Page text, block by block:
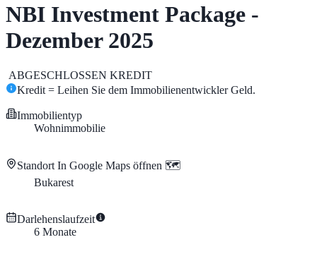
NBI Investment Package -
Dezember 2025
ABGESCHLOSSEN KREDIT
Kredit = Leihen Sie dem Immobilienentwickler Geld.
Immobilientyp
Wohnimmobilie
Standort In Google Maps öffnen 🗺️
Bukarest
Darlehenslaufzeit
6 Monate